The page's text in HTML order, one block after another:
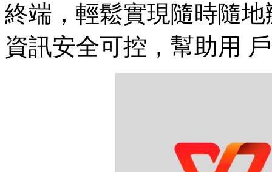
終端，輕鬆實現隨時隨
資訊安全可控，幫助用